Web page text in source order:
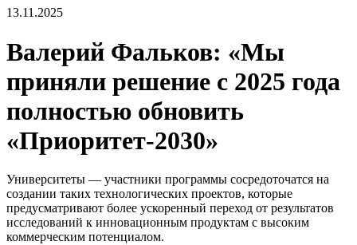
13.11.2025
Валерий Фальков: «Мы
приняли решение с 2025 года
полностью обновить
«Приоритет-2030»
Университеты — участники программы сосредоточатся на
создании таких технологических проектов, которые
предусматривают более ускоренный переход от результатов
исследований к инновационным продуктам с высоким
коммерческим потенциалом.